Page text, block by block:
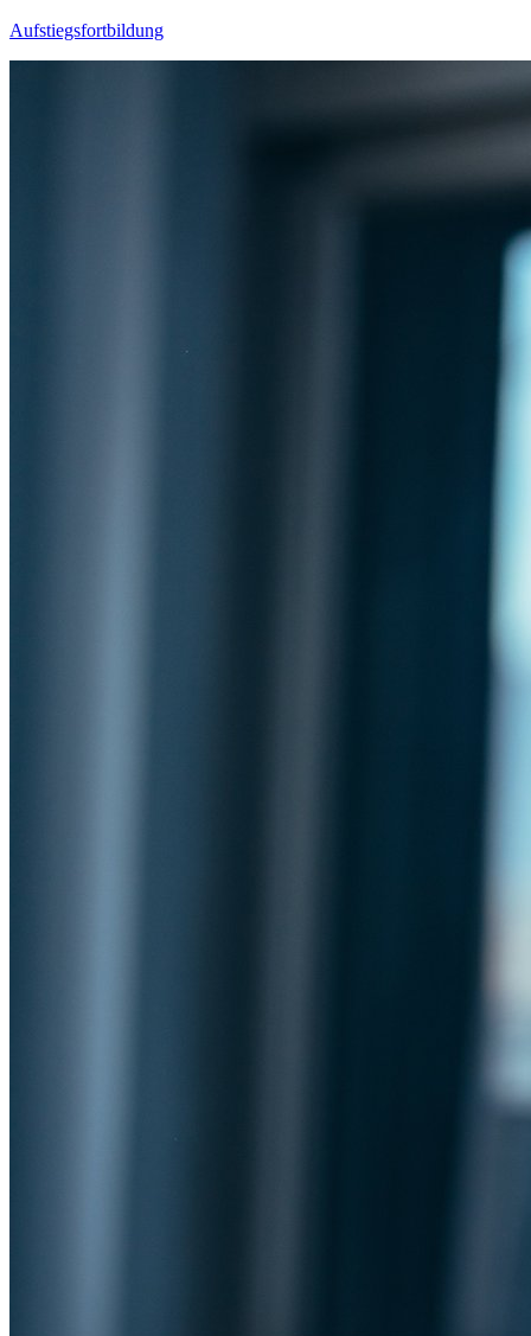
Aufstiegsfortbildung